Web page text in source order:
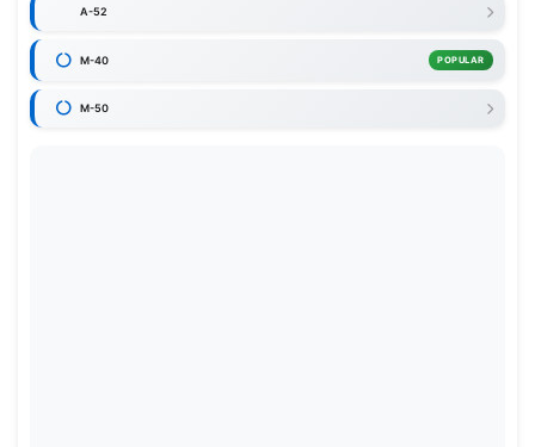
A-52
M-40 POPULAR
M-50